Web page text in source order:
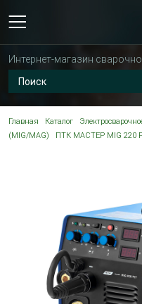
Интернет-магазин
Главная Каталог
(MIG/MAG)
ПТК МАСТЕР MIG 220